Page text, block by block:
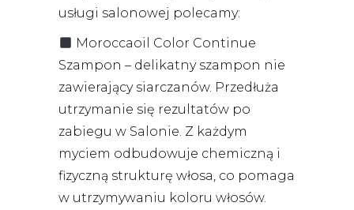
usługi salonowej polecamy:
Moroccaoil Color Continue
Szampon – delikatny szampon nie
zawierający siarczanów. Przedłuża
utrzymanie się rezultatów po
zabiegu w Salonie. Z każdym
myciem odbudowuje chemiczną i
fizyczną strukturę włosa, co pomaga
w utrzymywaniu koloru włosów.